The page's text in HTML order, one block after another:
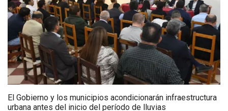
El Gobierno y los municipios acondicionarán infraestructura
urbana antes del inicio del período de lluvias